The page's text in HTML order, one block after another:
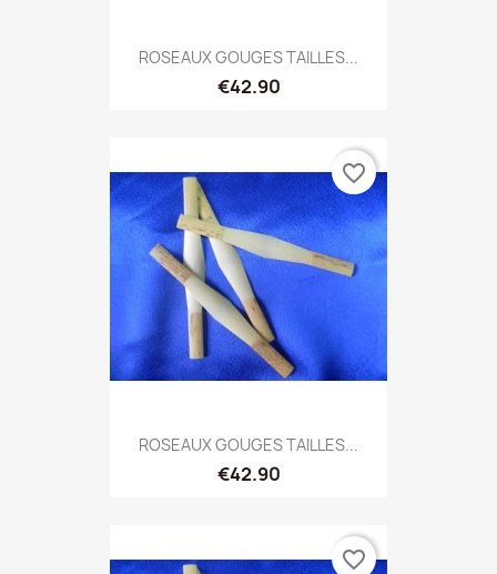
ROSEAUX GOUGES TAILLES...
€42.90
ROSEAUX GOUGES TAILLES...
€42.90
favorite_border
favorite_border